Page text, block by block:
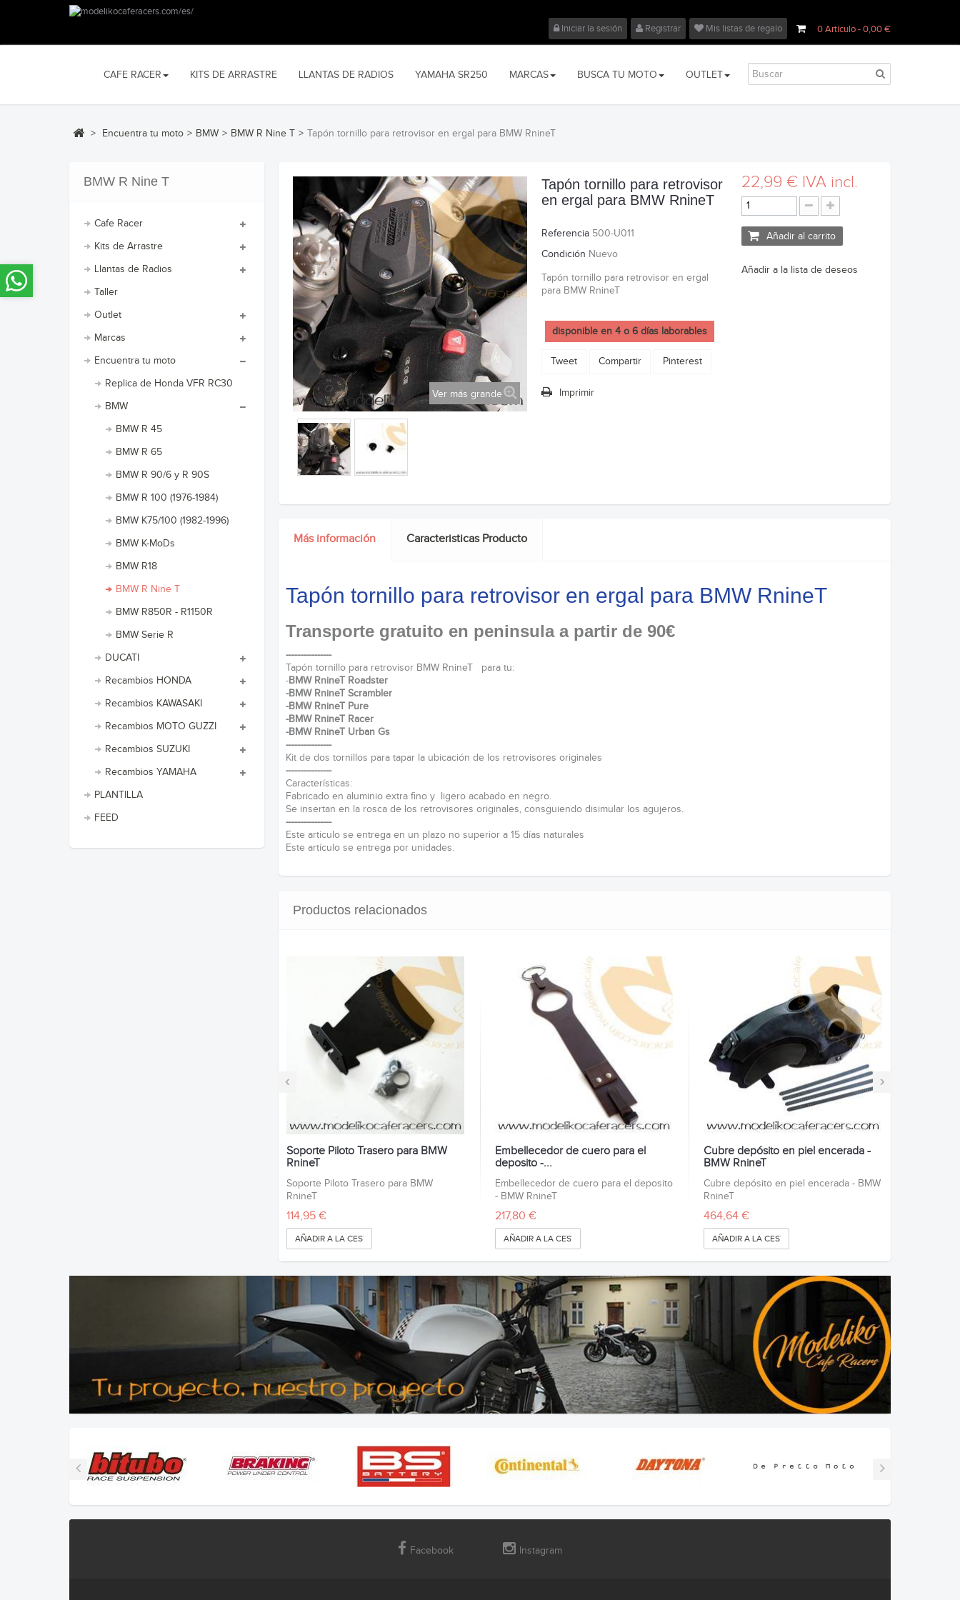
0Artículo- 0,00 €
Iniciar la sesión Registrar Mis listas de regalo
CAFE RACER KITS DE ARRASTRE LLANTAS DE RADIOS YAMAHA SR250 MARCAS BUSCA TU MOTO OUTLET
> Encuentra tu moto > BMW > BMW R Nine T > Tapón tornillo para retrovisor en ergal para BMW RnineT
BMW R Nine T
Cafe Racer
Kits de Arrastre
Llantas de Radios
Taller
Outlet
Marcas
Encuentra tu moto
Replica de Honda VFR RC30
BMW
BMW R 45
BMW R 65
BMW R 90/6 y R 90S
BMW R 100 (1976-1984)
BMW K75/100 (1982-1996)
BMW K-MoDs
BMW R18
BMW R Nine T
BMW R850R - R1150R
BMW Serie R
DUCATI
Recambios HONDA
Recambios KAWASAKI
Recambios MOTO GUZZI
Recambios SUZUKI
Recambios YAMAHA
PLANTILLA
FEED
Ver más grande
Tapón tornillo para retrovisor
en ergal para BMW RnineT
Referencia 500-U011
Condición Nuevo
Tapón tornillo para retrovisor en ergal
para BMW RnineT
disponible en 4 o 6 días laborables
Tweet Compartir Pinterest
Imprimir
22,99 € IVA incl.
Añadir al carrito
Añadir a la lista de deseos
Más información Caracteristicas Producto
Tapón tornillo para retrovisor en ergal para BMW RnineT
Transporte gratuito en peninsula a partir de 90€
----------------
Tapón tornillo para retrovisor BMW RnineT para tu:
-BMW RnineT Roadster
-BMW RnineT Scrambler
-BMW RnineT Pure
-BMW RnineT Racer
-BMW RnineT Urban Gs
----------------
Kit de dos tornillos para tapar la ubicación de los retrovisores originales
----------------
Características:
Fabricado en aluminio extra fino y ligero acabado en negro.
Se insertan en la rosca de los retrovisores originales, consguiendo disimular los agujeros.
----------------
Este articulo se entrega en un plazo no superior a 15 días naturales
Este artículo se entrega por unidades.
Productos relacionados
‹ ›
Soporte Piloto Trasero para BMW
RnineT
Soporte Piloto Trasero para BMW
RnineT
114,95 €
AÑADIR A LA CESTA
Embellecedor de cuero para el
deposito -...
Embellecedor de cuero para el deposito
- BMW RnineT
217,80 €
AÑADIR A LA CESTA
Cubre depósito en piel encerada -
BMW RnineT
Cubre depósito en piel encerada - BMW
RnineT
464,64 €
AÑADIR A LA CESTA
Facebook Instagram